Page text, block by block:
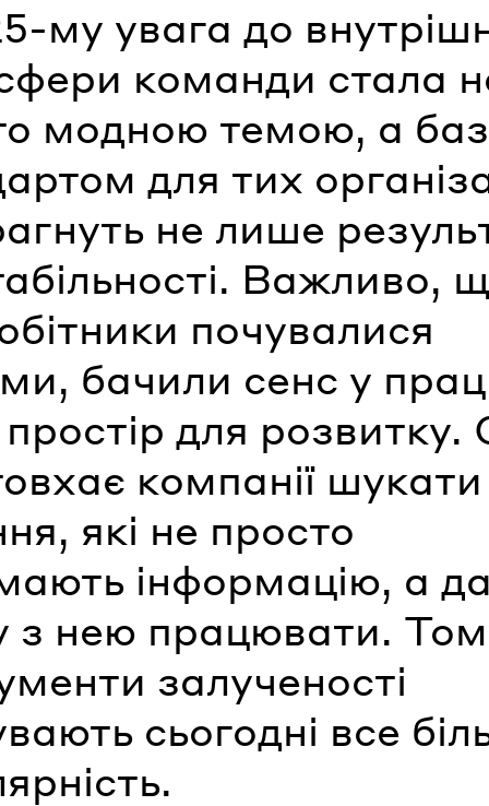
му увага до
команди стала
модною темою, а
для тих
не лише
Важливо,
почувалися
бачили сенс у
для
компанії шукати
які не просто
інформацію, а
з нею працювати.
залученості
сьогодні все